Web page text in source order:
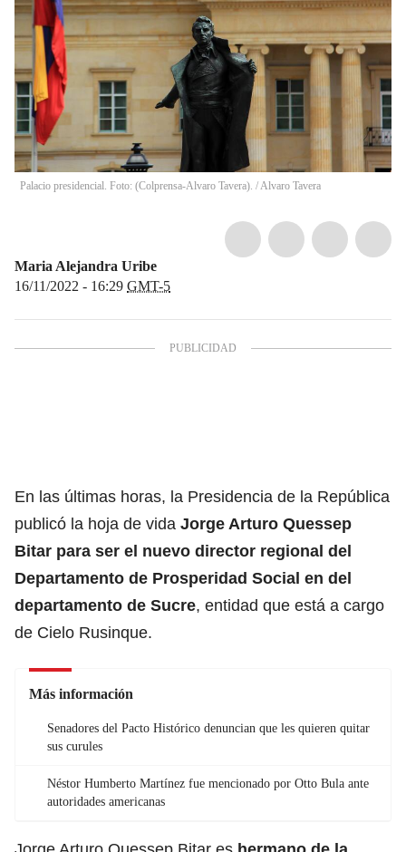
Palacio presidencial. Foto: (Colprensa-Alvaro Tavera). /Alvaro Tavera
Maria Alejandra Uribe
16/11/2022 - 16:29 GMT-5
En las últimas horas, la Presidencia de la República
publicó la hoja de vida Jorge Arturo Quessep
Bitar para ser el nuevo director regional del
Departamento de Prosperidad Social en del
departamento de Sucre, entidad que está a cargo
de Cielo Rusinque.
Más información
Senadores del Pacto Histórico denuncian que les quieren quitar
sus curules
Néstor Humberto Martínez fue mencionado por Otto Bula ante
autoridades americanas